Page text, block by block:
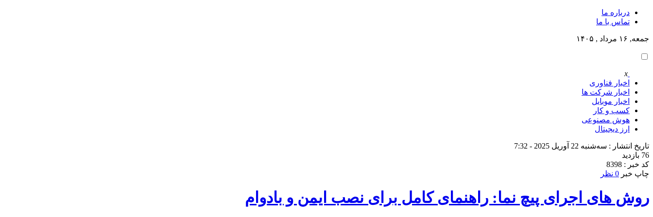
درباره ما
تماس با ما
جمعه, ۱۶ مرداد , ۱۴۰۵
x
اخبار فناوری
اخبار شرکت ها
اخبار موبایل
کسب و کار
هوش مصنوعی
ارز دیجیتال
تاریخ انتشار : سه‌شنبه 22 آوریل 2025 - 7:32
76 بازدید
کد خبر : 8398
چاپ خبر 0 نظر
روش های اجرای پیچ نما: راهنمای کامل برای نصب ایمن و بادوام